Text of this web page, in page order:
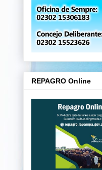
REPAGRO Online